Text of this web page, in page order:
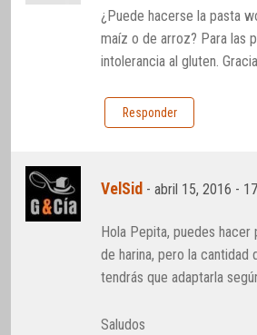
¿Puede hacerse la pasta
maíz o de arroz? Para las
intolerancia al gluten.
Responder
VelSid -abril 15, 2016 -
Hola Pepita, puedes
de harina, pero la cantidad
tendrás que adaptarla
Saludos